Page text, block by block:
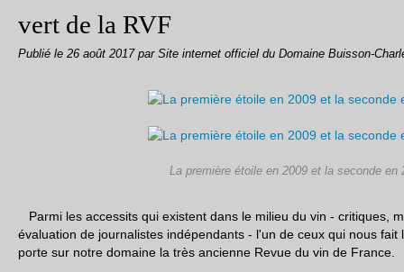
vert de la RVF
Publié le 26 août 2017 par Site internet officiel du Domaine Buisson-
La première étoile en 2009 et la seconde en
Parmi les accessits qui existent dans le milieu du vin - critiques,
évaluation de journalistes indépendants - l'un de ceux qui nous
porte sur notre domaine la très ancienne Revue du vin de France.